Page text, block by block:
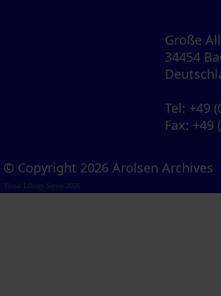
Große
34454
Tel: +49
Fax: +49
© Copyright 2026 Arolsen Archives
Visual Library Server 2026